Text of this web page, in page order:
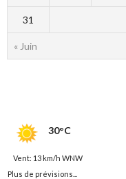
« Juin
31
30°C
Vent: 13 km/h WNW
Plus de prévisions...